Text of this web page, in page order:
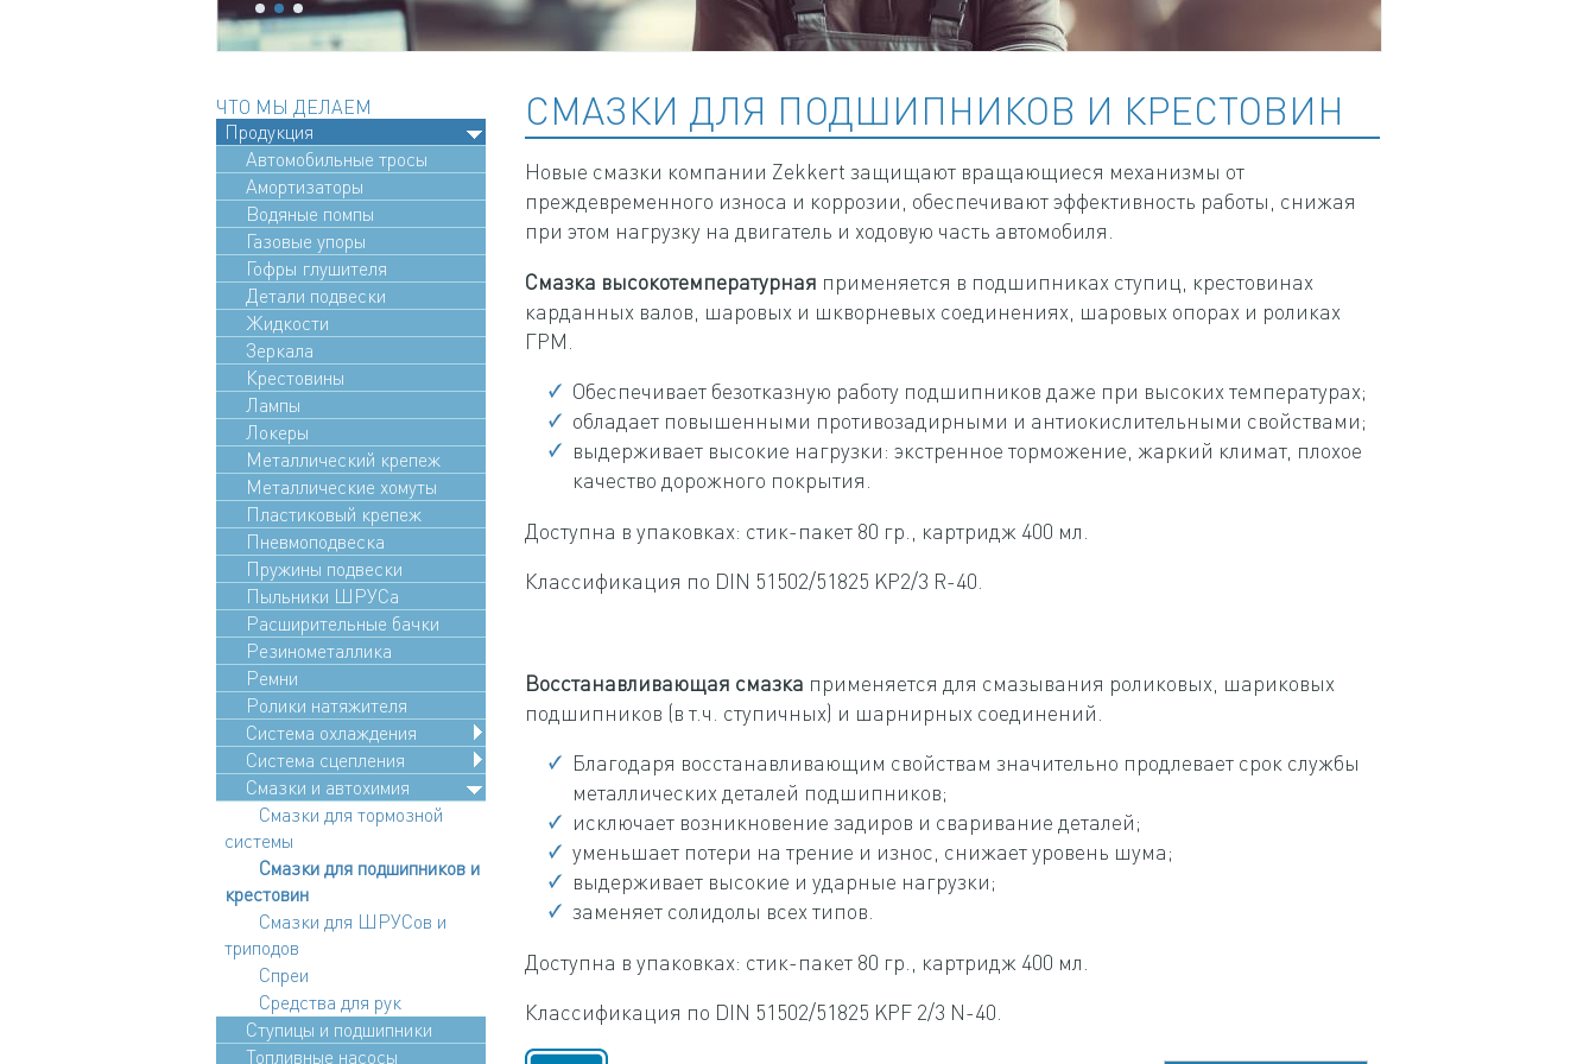
ЧТО МЫ ДЕЛАЕМ
Продукция
Автомобильные тросы
Амортизаторы
Водяные помпы
Газовые упоры
Гофры глушителя
Детали подвески
Жидкости
Зеркала
Крестовины
Лампы
Локеры
Металлический крепеж
Металлические хомуты
Пластиковый крепеж
Пневмоподвеска
Пружины подвески
Пыльники ШРУСа
Расширительные бачки
Резинометаллика
Ремни
Ролики натяжителя
Система охлаждения
Система сцепления
Смазки и автохимия
Смазки для тормозной
системы
Смазки для подшипников и
крестовин
Смазки для ШРУСов и
триподов
Спреи
Средства для рук
Ступицы и подшипники
Топливные насосы
СМАЗКИ ДЛЯ ПОДШИПНИКОВ И КРЕСТОВИН
Новые смазки компании Zekkert защищают вращающиеся механизмы от
преждевременного износа и коррозии, обеспечивают эффективность работы, снижая
при этом нагрузку на двигатель и ходовую часть автомобиля.
Смазка высокотемпературная применяется в подшипниках ступиц, крестовинах
карданных валов, шаровых и шкворневых соединениях, шаровых опорах и роликах
ГРМ.
Обеспечивает безотказную работу подшипников даже при высоких температурах;
обладает повышенными противозадирными и антиокислительными свойствами;
выдерживает высокие нагрузки: экстренное торможение, жаркий климат, плохое
качество дорожного покрытия.
Доступна в упаковках: cтик-пакет 80 гр., картридж 400 мл.
Классификация по DIN 51502/51825 KP2/3 R-40.
Восстанавливающая смазка применяется для смазывания роликовых, шариковых
подшипников (в т.ч. ступичных) и шарнирных соединений.
Благодаря восстанавливающим свойствам значительно продлевает срок службы
металлических деталей подшипников;
исключает возникновение задиров и сваривание деталей;
уменьшает потери на трение и износ, снижает уровень шума;
выдерживает высокие и ударные нагрузки;
заменяет солидолы всех типов.
Доступна в упаковках: cтик-пакет 80 гр., картридж 400 мл.
Классификация по DIN 51502/51825 KPF 2/3 N-40.